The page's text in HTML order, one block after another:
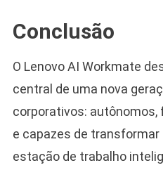
Conclusão
O Lenovo AI Workmate
central de uma nova
corporativos: autônomos,
e capazes de transformar
estação de trabalho